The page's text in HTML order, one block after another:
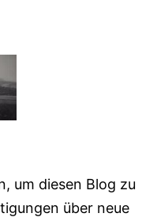
um diesen Blog zu
über neue